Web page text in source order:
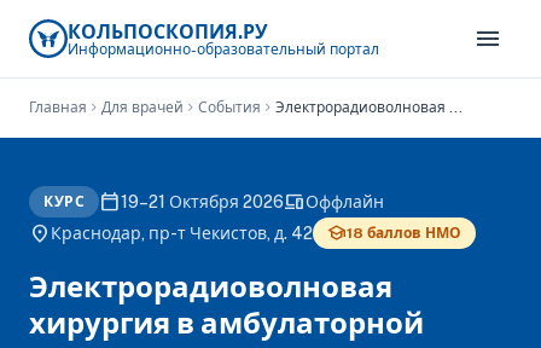
КОЛЬПОСКОПИЯ.РУ
Информационно-образовательный портал menu
Главная chevron_right Для врачей chevron_right События chevron_right Электрорадиоволновая хирургия в амбулаторной гинекологии
КУРС calendar_today19–21 Октября 2026devicesОффлайн
location_on Краснодар, пр-т Чекистов, д. 42 school18 баллов НМО
Электрорадиоволновая
хирургия в амбулаторной